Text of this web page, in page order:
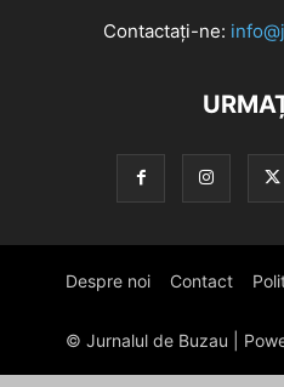
Contactați-ne:
Despre noi Contact
© Jurnalul de Buzau |